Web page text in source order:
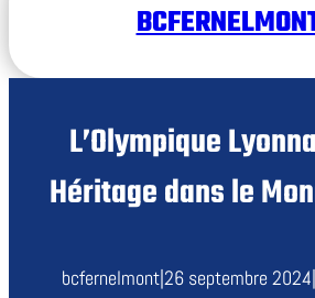
L’Olympique
Héritage dans le
bcfernelmont|26 septembre 2024|